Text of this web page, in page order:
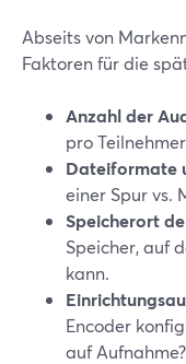
Abseits von
Faktoren für die
Anzahl der
pro
Dateiformate
einer Spur vs.
Speicherort
Speicher, auf
kann.
Encoder
auf Aufnahme?